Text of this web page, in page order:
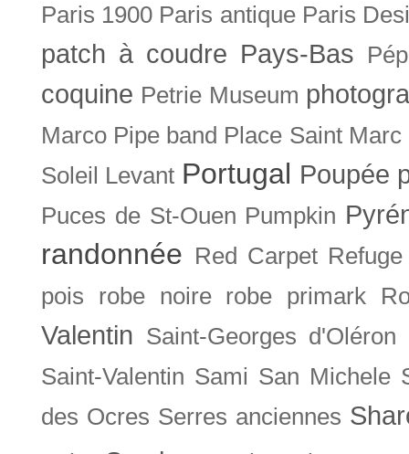
Paris 1900 Paris antique Paris
patch à coudre Pays-Bas
coquine Petrie Museum
Marco Pipe band Place Saint Marc
Soleil Levant Portugal Poupée
Puces de St-Ouen Pumpkin
randonnée Red Carpet Refuge
pois
robe noire robe primark
Valentin Saint-Georges d'Oléron
Saint-Valentin Sami San Michele
des Ocres Serres anciennes